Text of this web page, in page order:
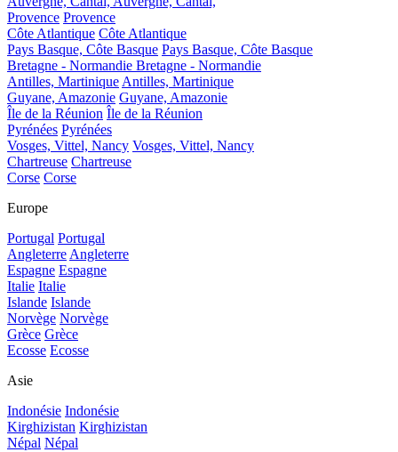
Provence Provence
Côte Atlantique Côte Atlantique
Pays Basque, Côte Basque Pays Basque, Côte Basque
Bretagne - Normandie Bretagne - Normandie
Antilles, Martinique Antilles, Martinique
Guyane, Amazonie Guyane, Amazonie
Île de la Réunion Île de la Réunion
Pyrénées Pyrénées
Vosges, Vittel, Nancy Vosges, Vittel, Nancy
Chartreuse Chartreuse
Corse Corse
Europe
Portugal Portugal
Angleterre Angleterre
Espagne Espagne
Italie Italie
Islande Islande
Norvège Norvège
Grèce Grèce
Ecosse Ecosse
Asie
Indonésie Indonésie
Kirghizistan Kirghizistan
Népal Népal